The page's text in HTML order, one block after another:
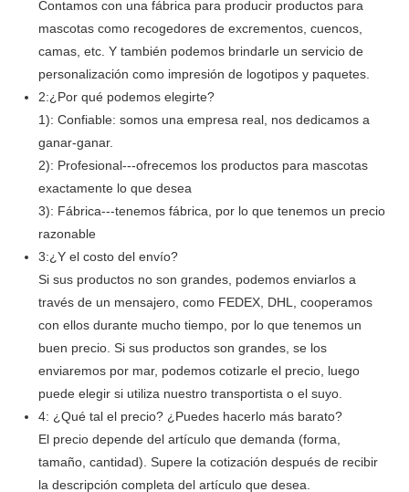
Contamos con una fábrica para producir productos para
mascotas como recogedores de excrementos, cuencos,
camas, etc. Y también podemos brindarle un servicio de
personalización como impresión de logotipos y paquetes.
2:¿Por qué podemos elegirte?
1): Confiable: somos una empresa real, nos dedicamos a
ganar-ganar.
2): Profesional---ofrecemos los productos para mascotas
exactamente lo que desea
3): Fábrica---tenemos fábrica, por lo que tenemos un precio
razonable
3:¿Y el costo del envío?
Si sus productos no son grandes, podemos enviarlos a
través de un mensajero, como FEDEX, DHL, cooperamos
con ellos durante mucho tiempo, por lo que tenemos un
buen precio. Si sus productos son grandes, se los
enviaremos por mar, podemos cotizarle el precio, luego
puede elegir si utiliza nuestro transportista o el suyo.
4: ¿Qué tal el precio? ¿Puedes hacerlo más barato?
El precio depende del artículo que demanda (forma,
tamaño, cantidad). Supere la cotización después de recibir
la descripción completa del artículo que desea.